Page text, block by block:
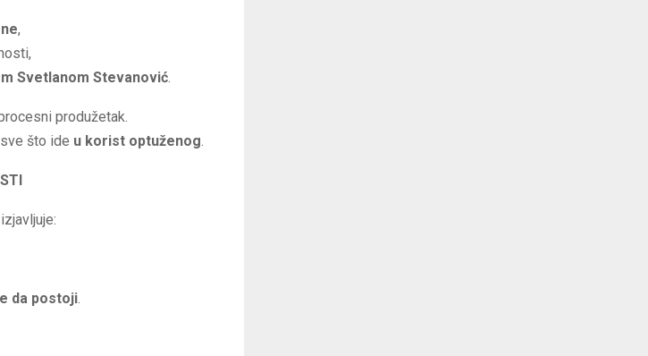
,
Svetlanom Stevanović.
produžetak.
što ide u korist optuženog.
da postoji.